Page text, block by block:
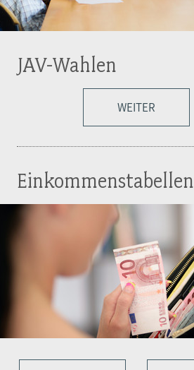
JAV-Wahlen
WEITER
Einkommenstabellen